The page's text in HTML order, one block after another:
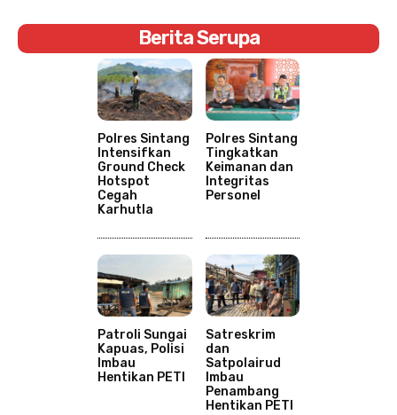
Berita Serupa
Polres Sintang
Intensifkan
Ground Check
Hotspot
Cegah
Karhutla
Polres Sintang
Tingkatkan
Keimanan dan
Integritas
Personel
Patroli Sungai
Kapuas, Polisi
Imbau
Hentikan PETI
Satreskrim
dan
Satpolairud
Imbau
Penambang
Hentikan PETI